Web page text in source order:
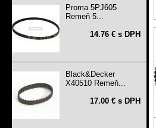
Proma 5PJ605
Remeň 5...
14.76 € s DPH
Black&Decker
X40510 Remeň...
17.00 € s DPH